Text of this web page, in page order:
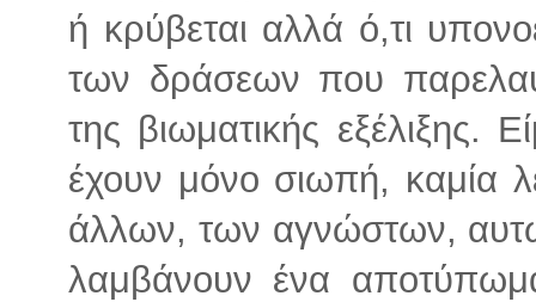
ή κρύβεται αλλά ό,τι
των δράσεων που
της βιωματικής εξέλιξης.
έχουν μόνο σιωπή, καμία
άλλων, των αγνώστων,
λαμβάνουν ένα